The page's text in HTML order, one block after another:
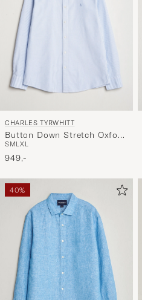
CHARLES TYRWHITT
Button Down Stretch Oxford
Shirt Blue/Whte
SMLXL
949,-
40%